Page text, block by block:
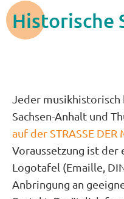
Historische
Jeder musikhistorisch
Sachsen-Anhalt und
auf der STRASSE DER
Voraussetzung ist
Logotafel (Emaille,
Anbringung an